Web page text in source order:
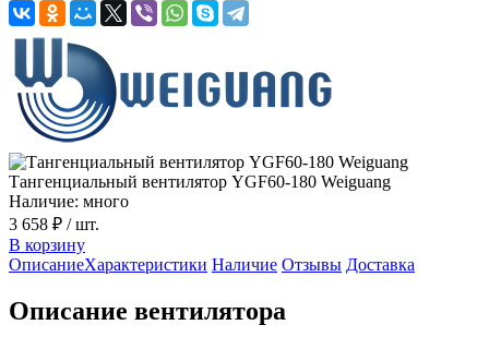
Тангенциальный вентилятор YGF60-180 Weiguang
Наличие: много
3 658 ₽ / шт.
В корзину
ОписаниеХарактеристики Наличие Отзывы Доставка
Описание вентилятора